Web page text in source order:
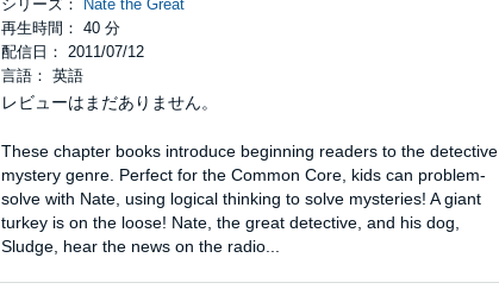
シリーズ：
Nate the Great
再生時間： 40 分
配信日： 2011/07/12
言語： 英語
レビューはまだありません。
These chapter books introduce beginning readers to the detective
mystery genre. Perfect for the Common Core, kids can problem-
solve with Nate, using logical thinking to solve mysteries! A giant
turkey is on the loose! Nate, the great detective, and his dog,
Sludge, hear the news on the radio...